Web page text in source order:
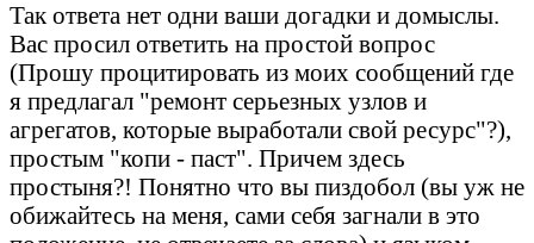
Так ответа нет одни ваши догадки и домыслы.
Вас просил ответить на простой вопрос
(Прошу процитировать из моих сообщений где
я предлагал "ремонт серьезных узлов и
агрегатов, которые выработали свой ресурс"?),
простым "копи - паст". Причем здесь
простыня?! Понятно что вы пиздобол (вы уж не
обижайтесь на меня, сами себя загнали в это